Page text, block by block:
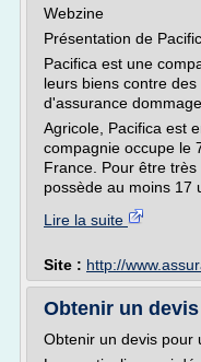
Webzine
Présentation de
Pacifica est une
leurs biens contre
d'assurance
Agricole, Pacifica est
compagnie occupe le
France. Pour être
possède au moins 17
Lire la suite
Site : http://
Obtenir un
Obtenir un devis pour